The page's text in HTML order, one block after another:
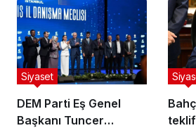
DEM Parti Eş Genel
Başkanı Tuncer
Siyaset